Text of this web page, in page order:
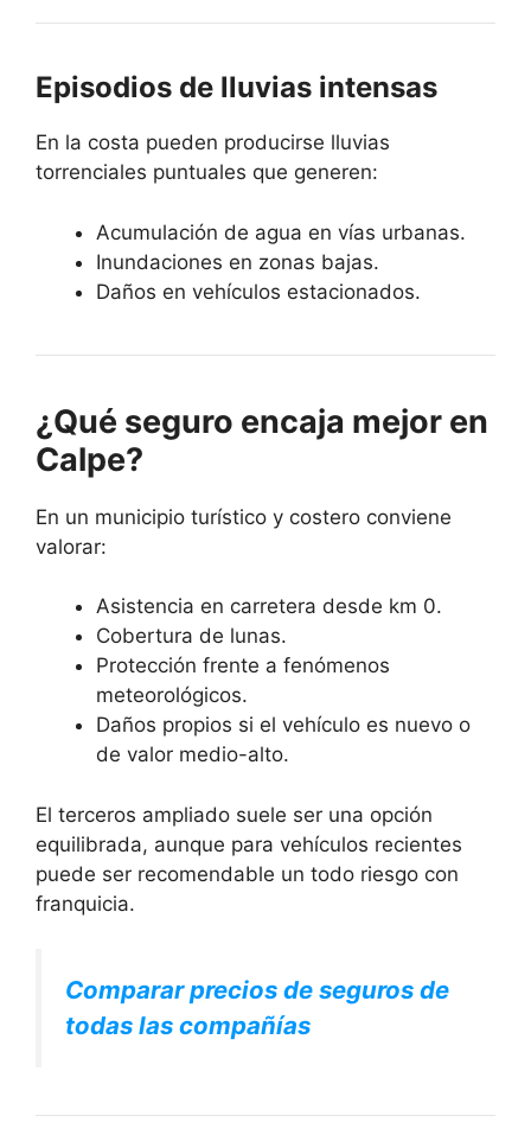
Episodios de lluvias intensas
En la costa pueden producirse lluvias
torrenciales puntuales que generen:
Acumulación de agua en vías urbanas.
Inundaciones en zonas bajas.
Daños en vehículos estacionados.
¿Qué seguro encaja mejor en
Calpe?
En un municipio turístico y costero conviene
valorar:
Asistencia en carretera desde km 0.
Cobertura de lunas.
Protección frente a fenómenos
meteorológicos.
Daños propios si el vehículo es nuevo o
de valor medio-alto.
El terceros ampliado suele ser una opción
equilibrada, aunque para vehículos recientes
puede ser recomendable un todo riesgo con
franquicia.
Comparar precios de seguros de
todas las compañías